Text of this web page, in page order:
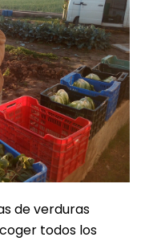
de verduras
todos los